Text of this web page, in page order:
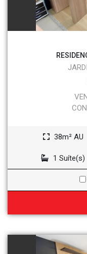
38m² AU
1 Suíte(s)